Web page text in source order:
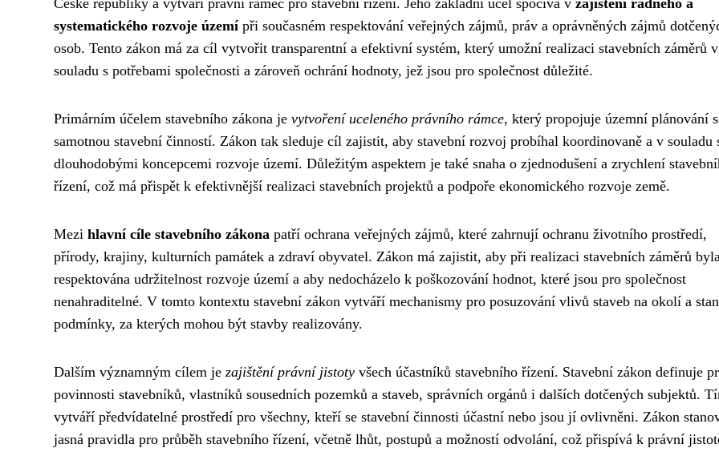
systematického rozvoje územípři současném respektování veřejných zájmů, práv a oprávněných zájmů
osob. Tento zákon má za cíl vytvořit transparentní a efektivní systém, který umožní realizaci stavebních záměrů v
souladu s potřebami společnosti a zároveň ochrání hodnoty, jež jsou pro společnost důležité.
Primárním účelem stavebního zákona je vytvoření uceleného právního rámce, který propojuje územní plánování
samotnou stavební činností. Zákon tak sleduje cíl zajistit, aby stavební rozvoj probíhal koordinovaně a v souladu
dlouhodobými koncepcemi rozvoje území. Důležitým aspektem je také snaha o zjednodušení a zrychlení
řízení, což má přispět k efektivnější realizaci stavebních projektů a podpoře ekonomického rozvoje země.
Mezi hlavní cíle stavebního zákona patří ochrana veřejných zájmů, které zahrnují ochranu životního prostředí,
přírody, krajiny, kulturních památek a zdraví obyvatel. Zákon má zajistit, aby při realizaci stavebních záměrů byla
respektována udržitelnost rozvoje území a aby nedocházelo k poškozování hodnot, které jsou pro společnost
nenahraditelné. V tomto kontextu stavební zákon vytváří mechanismy pro posuzování vlivů staveb na okolí a
podmínky, za kterých mohou být stavby realizovány.
Dalším významným cílem je zajištění právní jistoty všech účastníků stavebního řízení. Stavební zákon definuje
povinnosti stavebníků, vlastníků sousedních pozemků a staveb, správních orgánů i dalších dotčených subjektů.
vytváří předvídatelné prostředí pro všechny, kteří se stavební činnosti účastní nebo jsou jí ovlivněni. Zákon
jasná pravidla pro průběh stavebního řízení, včetně lhůt, postupů a možností odvolání, což přispívá k právní